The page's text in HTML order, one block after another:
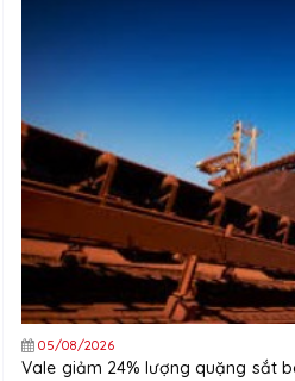
05/08/2026
Vale giảm 24% lượng quặng sắt